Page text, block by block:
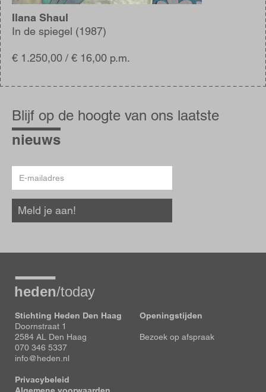
Ilana Shaul
In de spiegel (1987)
€ 1.250,00 / € 16,00 p.m.
op
de
hoogte
Blijf op de hoogte van ons laatste
nieuws
mailadres
Meld je aan!
Stichting Heden Den Haag
Doornstraat 1
2584 AL Den Haag
070 346 5337
info@heden.nl
Privacybeleid
Openingstijden
Bezoek op afspraak